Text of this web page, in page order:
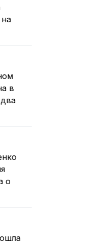
в
о